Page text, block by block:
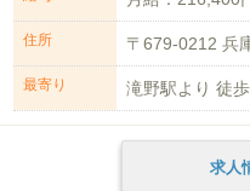
住所 〒679-0212 兵
最寄り 滝野駅より 徒
求人